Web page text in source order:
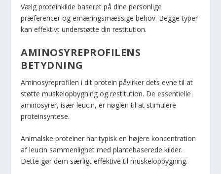
Vælg proteinkilde baseret på dine personlige
præferencer og ernæringsmæssige behov. Begge typer
kan effektivt understøtte din restitution.
AMINOSYREPROFILENS
BETYDNING
Aminosyreprofilen i dit protein påvirker dets evne til at
støtte muskelopbygning og restitution. De essentielle
aminosyrer, især leucin, er nøglen til at stimulere
proteinsyntese.
Animalske proteiner har typisk en højere koncentration
af leucin sammenlignet med plantebaserede kilder.
Dette gør dem særligt effektive til muskelopbygning.